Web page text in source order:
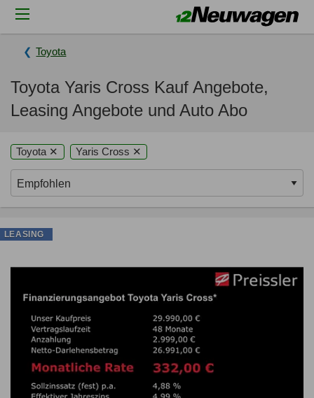
Toyota
Toyota Yaris Cross Kauf Angebote,
Leasing Angebote und Auto Abo
Toyota ✕ Yaris Cross ✕
LEASING